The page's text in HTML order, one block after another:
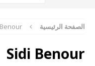
الصفحة الرئيسية
Sidi Benour